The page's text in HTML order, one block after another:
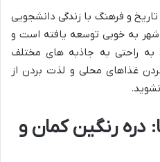
و فرهنگ با زندگی دانشجویی
به خوبی توسعه یافته است و
به راحتی به جاذبه های مختلف
غذاهای محلی و لذت بردن از
دره رنگین کمان و